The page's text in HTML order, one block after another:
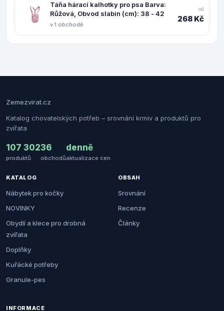
Táňa hárací kalhotky pro psa Barva:
Růžová, Obvod slabin (cm): 38 - 42
v 1 obchodě
od
268 Kč
Zemezvirat.cz
Katalog chovatelských potřeb – srovnání krmiv a produktů pro
zvířata
107 302
produktů
36
obchodů
denně
aktualizace cen
KATALOG
Nábytek pro kočky
NOVINKY
Obydlí a klece pro drobná
zvířata
Doplňky
Kuřácké potřeby
Granule-pes
OBSAH
Srovnání
Recenze
Články
INFORMACE